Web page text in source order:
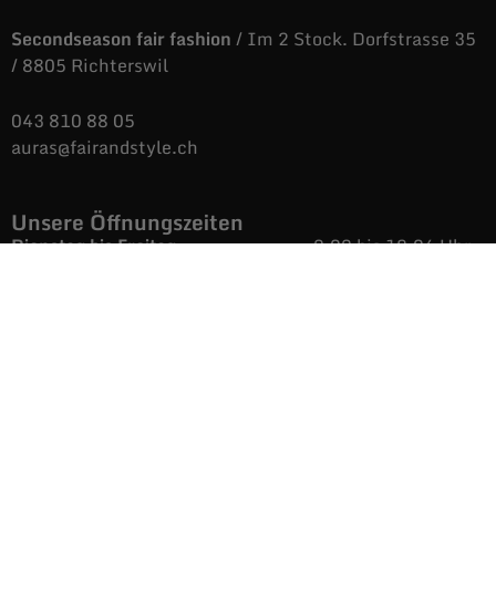
Secondseason fair fashion/ Im 2 Stock. Dorfstrasse 35
/ 8805 Richterswil
043 810 88 05
auras@fairandstyle.ch
Unsere Öffnungszeiten
Dienstag bis Freitag
9.09 bis 12.06 Uhr